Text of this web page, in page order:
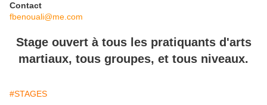
Contact
fbenouali@me.com
Stage ouvert à tous les pratiquants d'arts
martiaux, tous groupes, et tous niveaux.
#STAGES